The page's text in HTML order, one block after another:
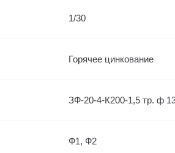
1/30
Горячее цинкование
ЗФ-20-4-К200-1,5 тр. ф
Ф1, Ф2